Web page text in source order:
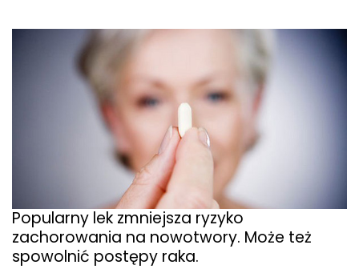
Popularny lek zmniejsza ryzyko
zachorowania na nowotwory. Może też
spowolnić postępy raka.